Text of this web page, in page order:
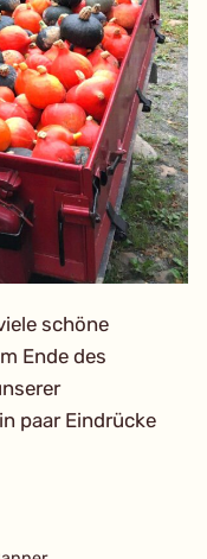
schöne
Ende des
paar Eindrücke